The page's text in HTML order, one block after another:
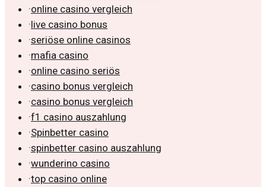
·online casino vergleich
·live casino bonus
·seriöse online casinos
·mafia casino
·online casino seriös
·casino bonus vergleich
·casino bonus vergleich
·f1 casino auszahlung
·Spinbetter casino
·spinbetter casino auszahlung
·wunderino casino
·top casino online